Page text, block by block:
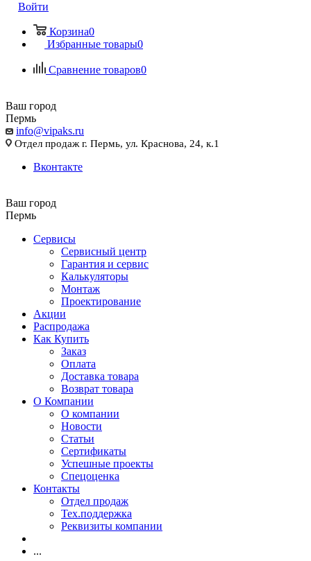
Войти
Корзина0
Избранные товары0
Сравнение товаров0
Ваш город
Пермь
info@vipaks.ru
Отдел продаж г. Пермь, ул. Краснова, 24, к.1
Вконтакте
Ваш город
Пермь
Сервисы
Сервисный центр
Гарантия и сервис
Калькуляторы
Монтаж
Проектирование
Акции
Распродажа
Как Купить
Заказ
Оплата
Доставка товара
Возврат товара
О Компании
О компании
Новости
Статьи
Сертификаты
Успешные проекты
Спецоценка
Контакты
Отдел продаж
Тех.поддержка
Реквизиты компании
...